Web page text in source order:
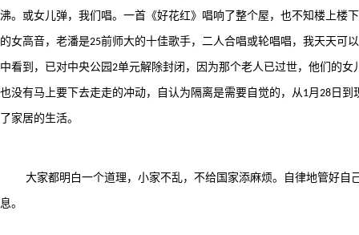
沸。或女儿弹，我们唱。一首《好花红》唱响了整个屋，也不知楼上楼
的女高音，老潘是25前师大的十佳歌手，二人合唱或轮唱唱，我天天可
中看到，已对中央公园2单元解除封闭，因为那个老人已过世，他们的
也没有马上要下去走走的冲动，自认为隔离是需要自觉的，从1月 28 日到
了家居的生活。
大家都明白一个道理，小家不乱，不给国家添麻烦。自律地管好自
息。